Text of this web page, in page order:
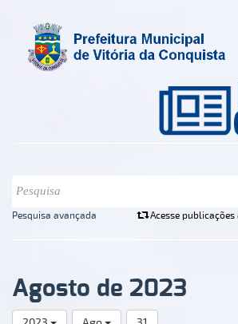
Pesquisa avançada Acesse
Agosto de 2023